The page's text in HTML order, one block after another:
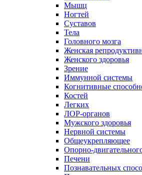
Мышц
Ногтей
Суставов
Тела
Головного мозга
Женская
Женского здоровья
Зрение
Иммунной системы
Когнитивные
Костей
Легких
ЛОР-органов
Мужского здоровья
Нервной системы
Общеукрепляющее
Опорно-
Печени
Познавательных